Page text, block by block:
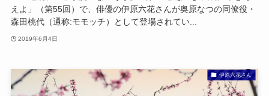
えよ」（第55回）で、俳優の伊原六花さんが奥原なつの同僚役・
森田桃代（通称:モモッチ）として登場されてい...
2019年6月4日
伊原六花さん